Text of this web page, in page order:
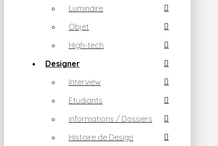
Luminaire
Objet
High-tech
Designer
Interview
Etudiants
informations / Dossiers
Histoire de Design